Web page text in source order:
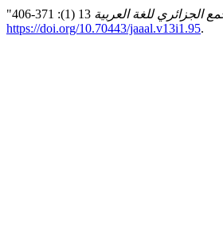
الجزائري للغة العربية
https://doi.org/10.70443/jaaal.v13i1.95.